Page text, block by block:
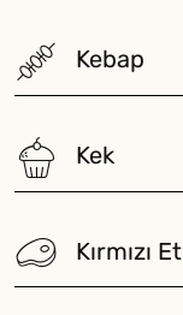
Kebap
Kek
Kırmızı Et